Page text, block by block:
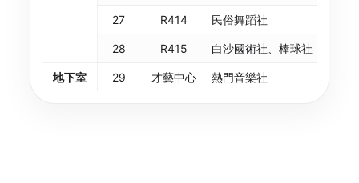
27 R414 民俗舞蹈社
28 R415 白沙國術社、棒球社
地下室 29 才藝中心 熱門音樂社